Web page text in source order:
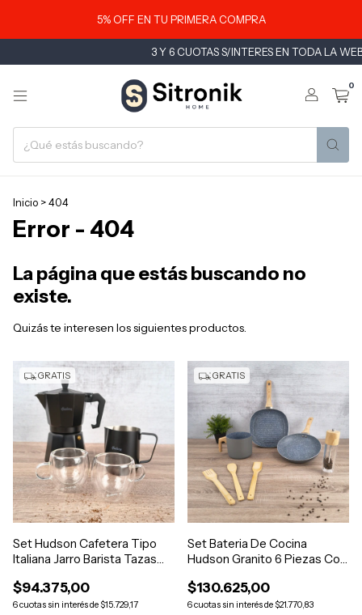
5% OFF EN TU PRIMERA COMPRA
3 Y 6 CUOTAS S/INTERES EN TODA LA
0
Inicio >404
Error - 404
La página que estás buscando no
existe.
Quizás te interesen los siguientes productos.
GRATIS
Set Hudson Cafetera Tipo
Italiana Jarro Barista Tazas
$94.375,00
6 $15.729,17
GRATIS
Set Bateria De Cocina
Hudson Granito 6 Piezas Con
$130.625,00
6 $21.770,83